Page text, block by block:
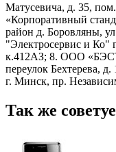
Матусевича, д. 35,
«Корпоративный
район д. Боровляны,
"Электросервис и Ко"
к.412АЗ; 8. ООО
переулок Бехтерева,
г. Минск, пр.
Так же